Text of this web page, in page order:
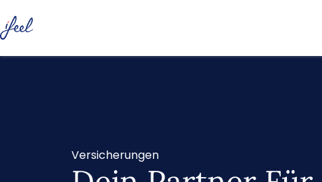
Versicherungen